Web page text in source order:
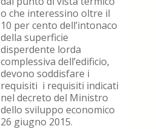
o che interessino oltre il
10 per cento dell’intonaco
della superficie
disperdente lorda
complessiva dell’edificio,
devono soddisfare i
requisiti i requisiti indicati
nel decreto del Ministro
dello sviluppo economico
26 giugno 2015.